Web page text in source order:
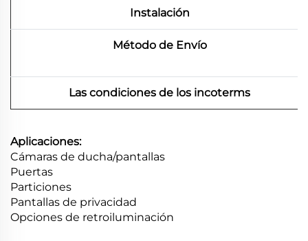
Instalación
Método de Envío
Las condiciones de los incoterms
Aplicaciones:
Cámaras de ducha/pantallas
Puertas
Particiones
Pantallas de privacidad
Opciones de retroiluminación